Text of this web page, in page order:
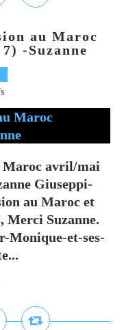
au Maroc
-Suzanne
Maroc avril/mai
Giuseppi-
au Maroc et
Merci Suzanne.
Monique-et-ses-